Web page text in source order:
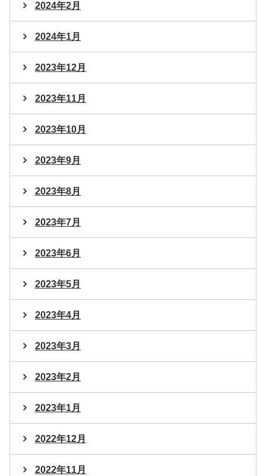
2024年2月
2024年1月
2023年12月
2023年11月
2023年10月
2023年9月
2023年8月
2023年7月
2023年6月
2023年5月
2023年4月
2023年3月
2023年2月
2023年1月
2022年12月
2022年11月